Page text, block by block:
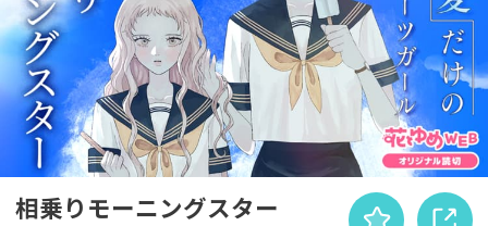
相乗りモーニングスター